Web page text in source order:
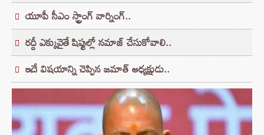
యూపీ సీఎం స్ట్రాంగ్ వార్నింగ్..
రద్దీ ఎక్కువైతే షిప్టుల్లో నమాజ్ చేసుకోవాలి..
ఇదే విషయాన్ని చెప్పిన జమాత్ అధ్యక్షుడు..